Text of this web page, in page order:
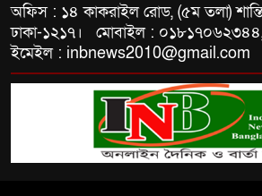
অফিস : ১৪ কাকরাইল রোড, (৫ম তলা)
ঢাকা-১২১৭। মোবাইল :
ইমেইল : inbnews2010@gmail.com